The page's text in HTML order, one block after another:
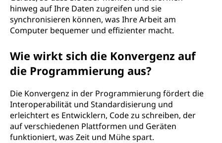
hinweg auf Ihre Daten zugreifen und sie
synchronisieren können, was Ihre Arbeit am
Computer bequemer und effizienter macht.
Wie wirkt sich die Konvergenz auf
die Programmierung aus?
Die Konvergenz in der Programmierung fördert die
Interoperabilität und Standardisierung und
erleichtert es Entwicklern, Code zu schreiben, der
auf verschiedenen Plattformen und Geräten
funktioniert, was Zeit und Mühe spart.